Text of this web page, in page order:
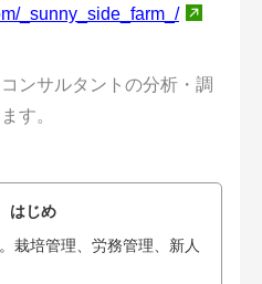
_sunny_side_farm_/
ンサルタントの分析・調
す。
はじめ
栽培管理、労務管理、新人